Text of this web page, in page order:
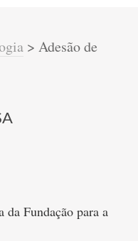
>Adesão de
Fundação para a